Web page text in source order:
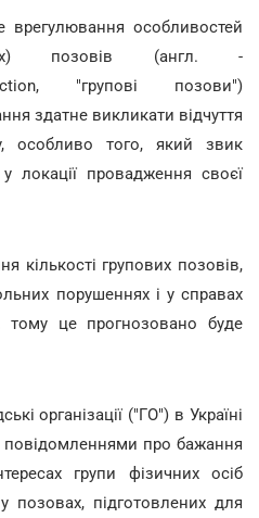
особливостей
позовів (англ. -
"групові позови")
здатне викликати відчуття
особливо того, який звик
локації провадження своєї
кількості групових позовів,
порушеннях і у справах
тому це прогнозовано буде
організації ("ГО") в Україні
повідомленнями про бажання
групи фізичних осіб
позовах, підготовлених для